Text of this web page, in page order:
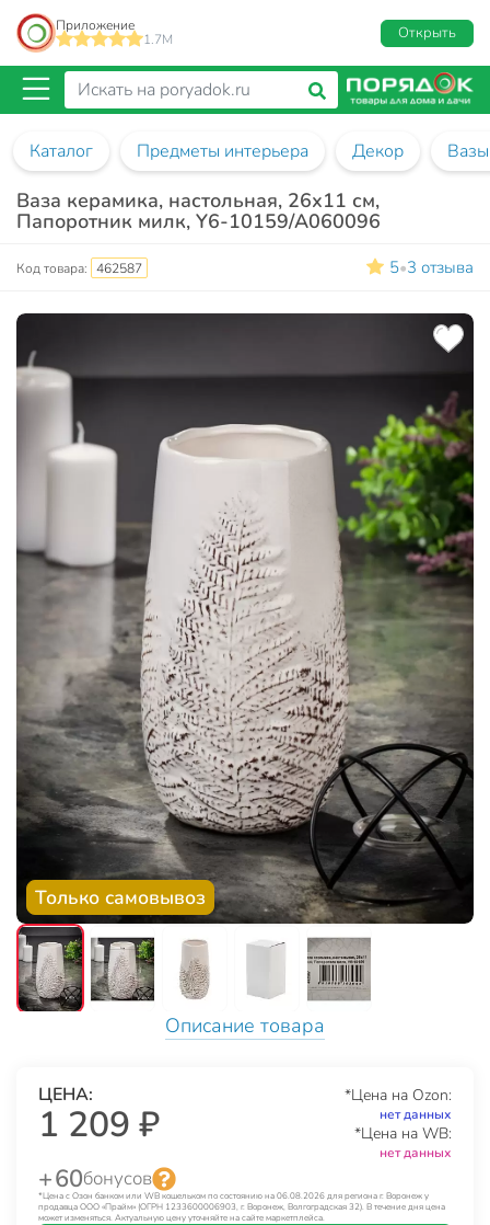
Приложение
1.7M
Открыть
Каталог Предметы интерьера Декор
Ваза керамика, настольная, 26х11 см,
Папоротник милк, Y6-10159/A060096
Код товара: 462587 5•3 отзыва
Только самовывоз
Описание товара
ЦЕНА:
1 209 ₽
*Цена на Ozon:
нет данных
*Цена на WB:
нет данных
+ 60бонусов
*Цена с Озон банком или WB кошельком по состоянию на 06.08.2026 для региона г. Воронеж у
продавца ООО «Прайм» (ОГРН 1233600006903, г. Воронеж, Волгоградская 32). В течение дня цена
может изменяться. Актуальную цену уточняйте на сайте маркетплейса.